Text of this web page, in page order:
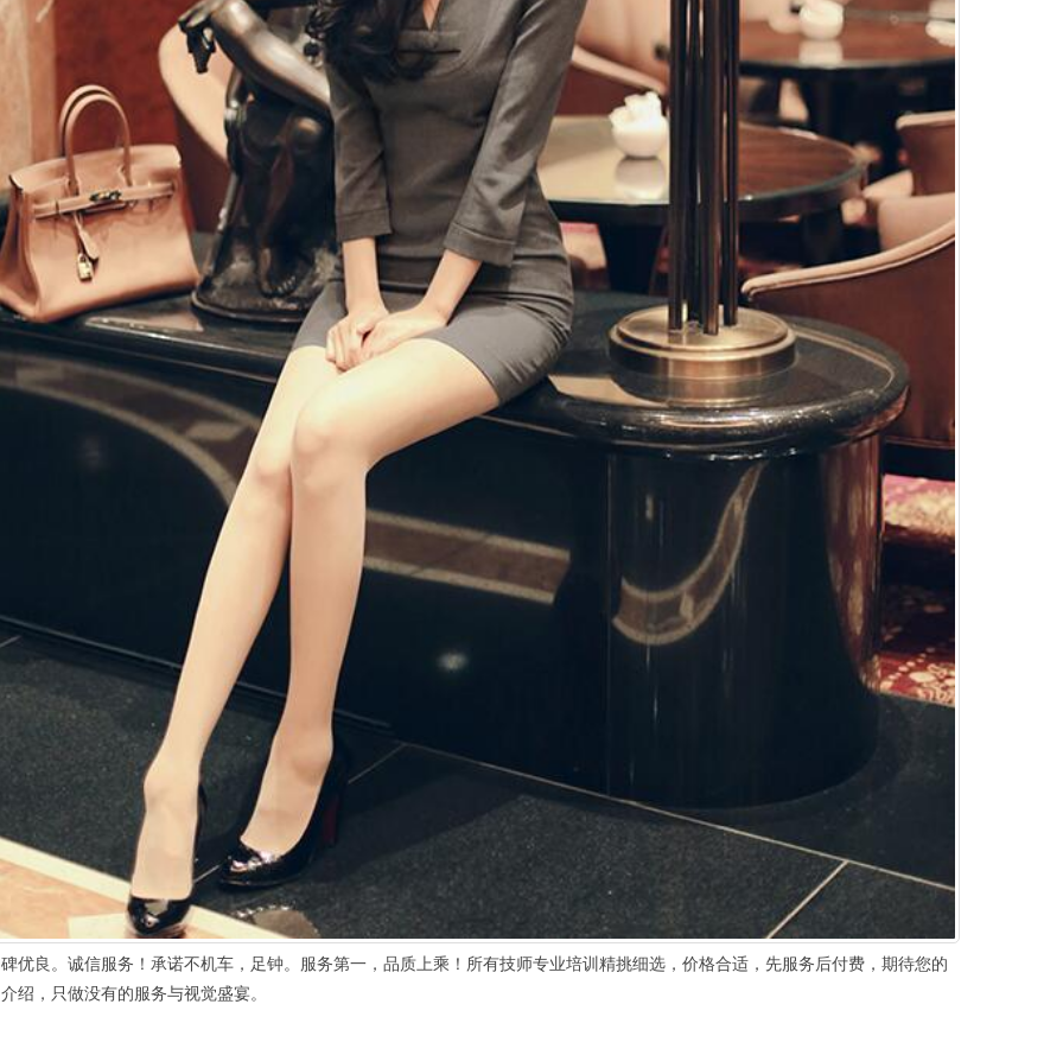
。诚信服务！承诺不机车，足钟。服务第一，品质上乘！所有技师专业培训精挑细选，价格合适，先服务后付费，期待您的
绍，只做没有的服务与视觉盛宴。